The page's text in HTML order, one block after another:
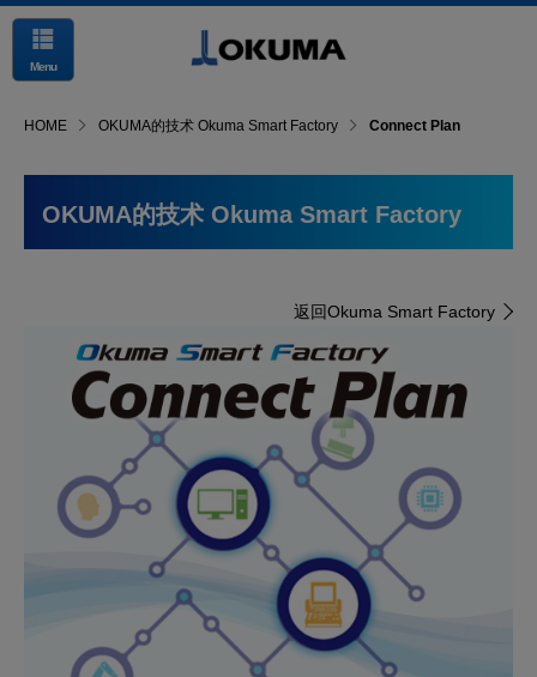
Menu
HOME OKUMA的技术 Okuma Smart Factory Connect Plan
OKUMA的技术 Okuma Smart Factory
返回Okuma Smart Factory